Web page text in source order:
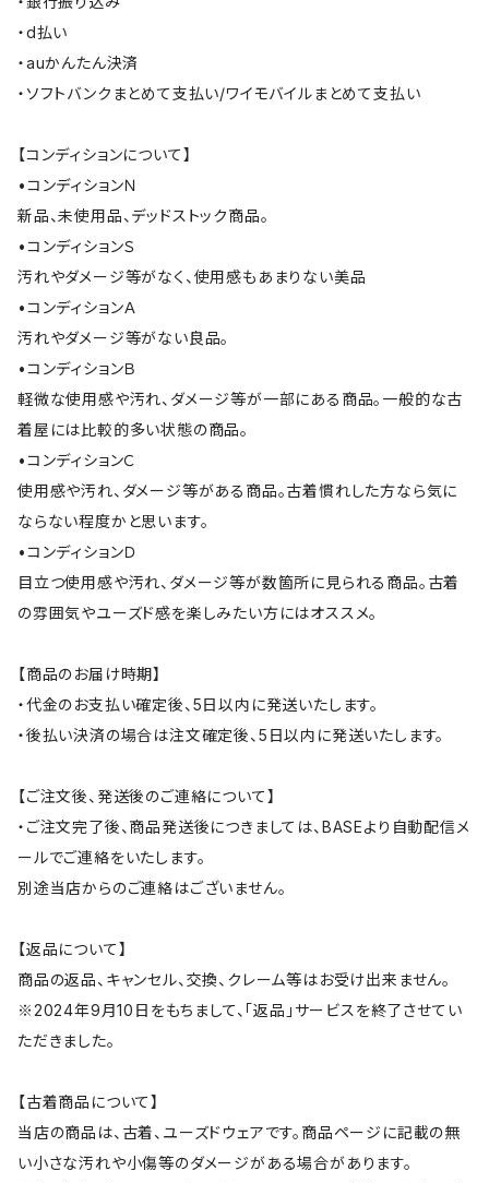
・d払い
・auかんたん決済
・ソフトバンクまとめて支払い/ワイモバイルまとめて支払い
【コンディションについて】
•コンディションＮ
新品、未使用品、デッドストック商品。
•コンディションＳ
汚れやダメージ等がなく、使用感もあまりない美品
•コンディションＡ
汚れやダメージ等がない良品。
•コンディションＢ
軽微な使用感や汚れ、ダメージ等が一部にある商品。一般的な古
着屋には比較的多い状態の商品。
•コンディションＣ
使用感や汚れ、ダメージ等がある商品。古着慣れした方なら気に
ならない程度かと思います。
•コンディションＤ
目立つ使用感や汚れ、ダメージ等が数箇所に見られる商品。古着
の雰囲気やユーズド感を楽しみたい方にはオススメ。
【商品のお届け時期】
・代金のお支払い確定後、5日以内に発送いたします。
・後払い決済の場合は注文確定後、5日以内に発送いたします。
【ご注文後、発送後のご連絡について】
・ご注文完了後、商品発送後につきましては、BASEより自動配信メ
ールでご連絡をいたします。
別途当店からのご連絡はございません。
【返品について】
商品の返品、キャンセル、交換、クレーム等はお受け出来ません。
※2024年9月10日をもちまして、「返品」サービスを終了させてい
ただきました。
【古着商品について】
当店の商品は、古着、ユーズドウェアです。商品ページに記載の無
い小さな汚れや小傷等のダメージがある場合があります。